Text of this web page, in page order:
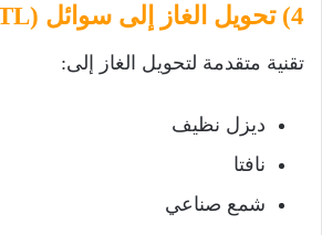
4) تحويل الغاز إلى سوائل (GTL)
تقنية متقدمة لتحويل الغاز إلى:
ديزل نظيف
نافتا
شمع صناعي